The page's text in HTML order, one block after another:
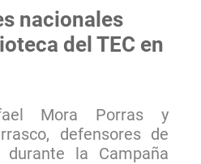
nacionales
del TEC en
Mora Porras y
defensores de
la Campaña